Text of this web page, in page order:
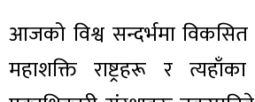
आजको विश्व सन्दर्भमा
महाशक्ति राष्ट्रहरू र